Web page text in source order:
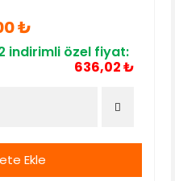
₺
indirimli özel fiyat:
636,02 ₺
Ekle